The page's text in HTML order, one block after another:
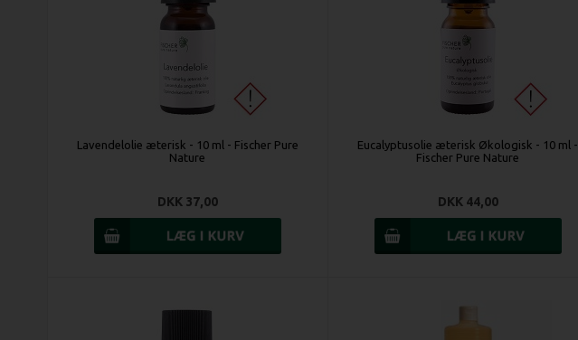
Lavendelolie æterisk - 10 ml - Fischer Pure
Nature
DKK 37,00
Eucalyptusolie æterisk Økologisk - 10 ml -
Fischer Pure Nature
DKK 44,00